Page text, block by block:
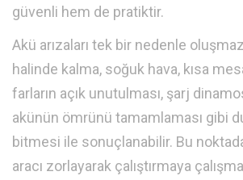
güvenli hem de pratiktir.
Akü arızaları tek bir nedenle
halinde kalma, soğuk hava, kısa
farların açık unutulması, şarj
akünün ömrünü tamamlaması gibi
bitmesi ile sonuçlanabilir. Bu
aracı zorlayarak çalıştırmaya